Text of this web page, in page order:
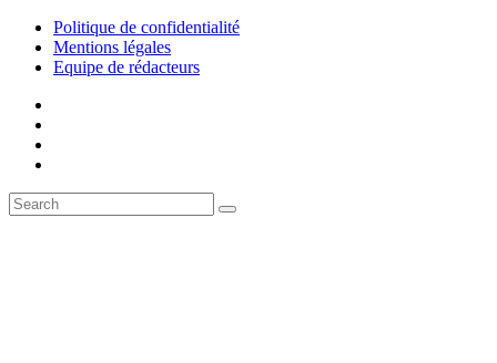
Politique de confidentialité
Mentions légales
Equipe de rédacteurs